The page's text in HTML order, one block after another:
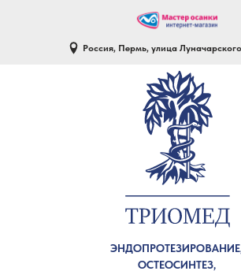
Россия, Пермь, улица
ОСТЕОСИНТЕЗ,